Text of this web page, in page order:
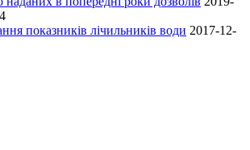
показників лічильників води 2017-12-